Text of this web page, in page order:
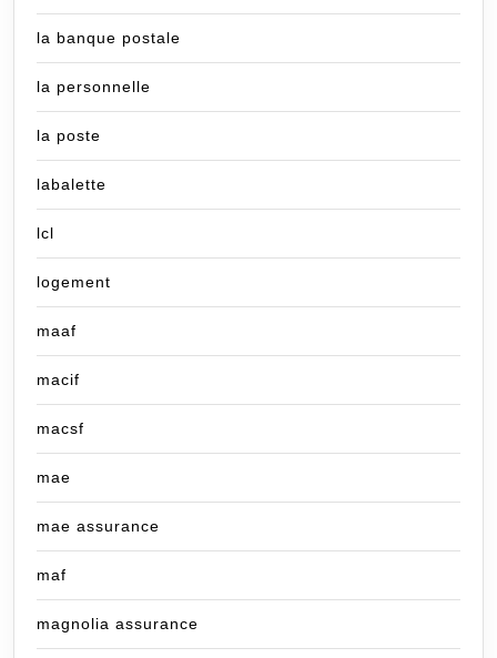
la banque postale
la personnelle
la poste
labalette
lcl
logement
maaf
macif
macsf
mae
mae assurance
maf
magnolia assurance